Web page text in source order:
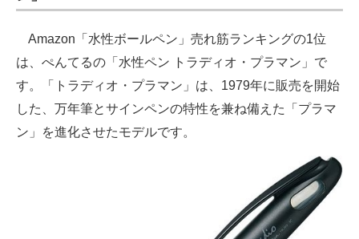
Amazon「水性ボールペン」売れ筋ランキングの1位
は、ぺんてるの「水性ペン トラディオ・プラマン」で
す。「トラディオ・プラマン」は、1979年に販売を開始
した、万年筆とサインペンの特性を兼ね備えた「プラマ
ン」を進化させたモデルです。